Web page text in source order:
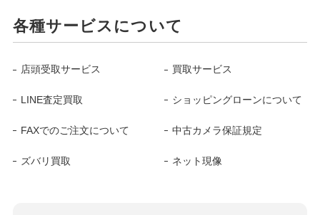
各種サービスについて
店頭受取サービス 買取サービス
LINE査定買取 ショッピングローンについて
FAXでのご注文について 中古カメラ保証規定
ズバリ買取 ネット現像